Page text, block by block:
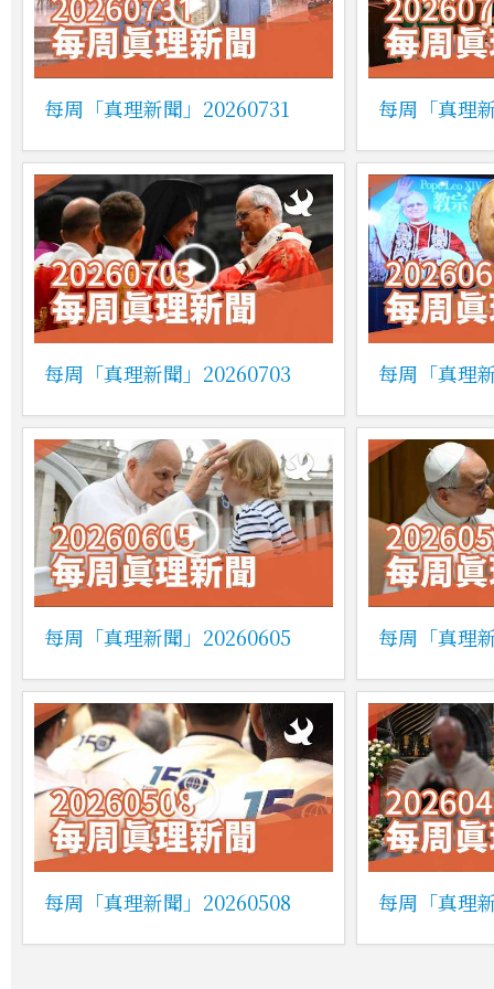
每周「真理新聞」20260731 每周「真理
每周「真理新聞」20260703 每周「真理
每周「真理新聞」20260605 每周「真理
每周「真理新聞」20260508 每周「真理